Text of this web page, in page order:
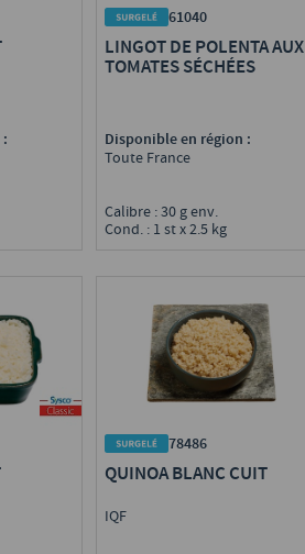
61040
LINGOT DE POLENTA AUX
TOMATES SÉCHÉES
Disponible en région :
Toute France
Calibre : 30 g env.
Cond. : 1 st x 2.5 kg
78486
QUINOA BLANC CUIT
IQF